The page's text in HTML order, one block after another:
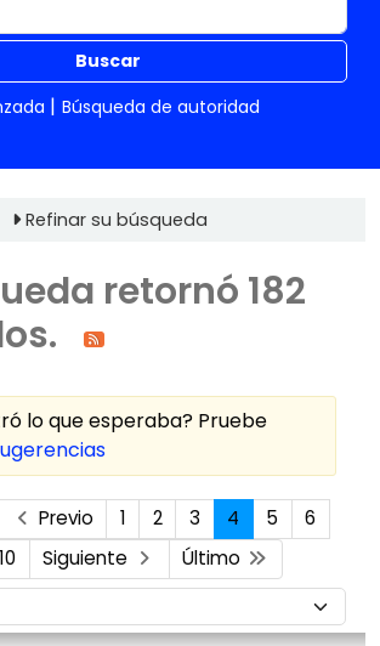
Buscar
Búsqueda de autoridad
Refinar su búsqueda
retornó 182
lo que esperaba? Pruebe
Previo 1 2 3 4 5
6
10 Siguiente Último